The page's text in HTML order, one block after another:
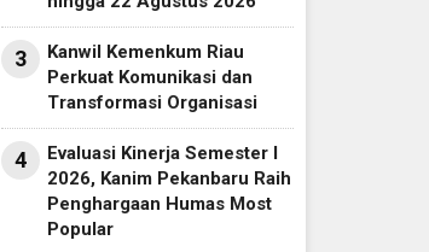
3
Kanwil Kemenkum Riau
Perkuat Komunikasi dan
Transformasi Organisasi
4
Evaluasi Kinerja Semester I
2026, Kanim Pekanbaru Raih
Penghargaan Humas Most
Popular